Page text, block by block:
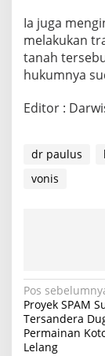
Ia juga
melakukan
tanah
hukumnya
Editor :
dr paulus
vonis
N
a
v
Pos
Proyek SPAM
Tersandera
Permainan
Lelang